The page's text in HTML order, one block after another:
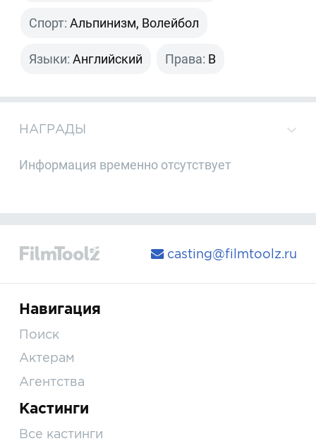
Спорт: Альпинизм, Волейбол
Языки: Английский Права: B
НАГРАДЫ
Информация временно отсутствует
casting@filmtoolz.ru
Навигация
Поиск
Актерам
Агентства
Кастинги
Все кастинги